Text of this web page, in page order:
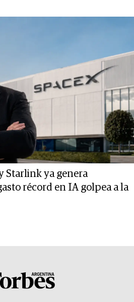
Starlink ya genera
récord en IA golpea a la